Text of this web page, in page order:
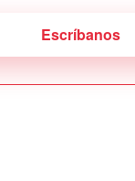
Escríbanos